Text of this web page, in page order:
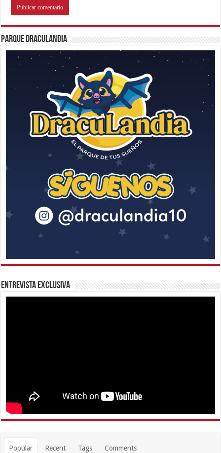
Parque Draculandia
Entrevista Exclusiva
Popular Recent Tags Comments